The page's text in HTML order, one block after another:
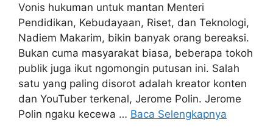
Vonis hukuman untuk mantan Menteri
Pendidikan, Kebudayaan, Riset, dan Teknologi,
Nadiem Makarim, bikin banyak orang bereaksi.
Bukan cuma masyarakat biasa, beberapa tokoh
publik juga ikut ngomongin putusan ini. Salah
satu yang paling disorot adalah kreator konten
dan YouTuber terkenal, Jerome Polin. Jerome
Polin ngaku kecewa … Baca Selengkapnya